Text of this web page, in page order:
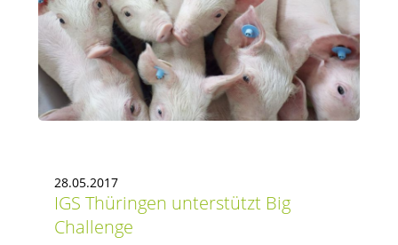
28.05.2017
IGS Thüringen unterstützt Big
Challenge